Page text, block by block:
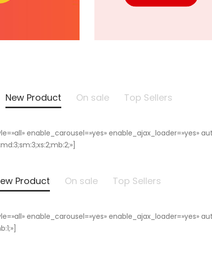
New Product On sale Top Sellers
enable_carousel=»yes» enable_ajax_loader=»yes»
Product On sale Top Sellers
enable_carousel=»yes» enable_ajax_loader=»yes»